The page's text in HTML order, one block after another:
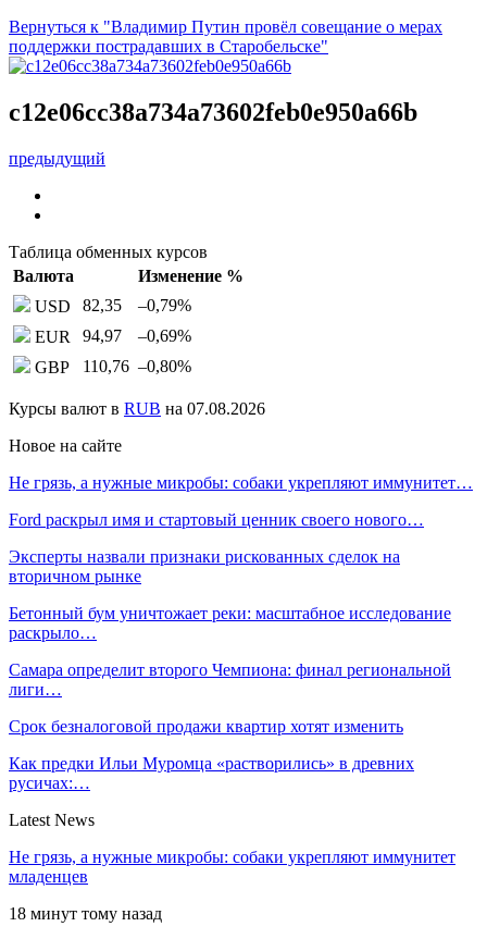
Вернуться к "Владимир Путин провёл совещание о мерах
поддержки пострадавших в Старобельске"
c12e06cc38a734a73602feb0e950a66b
предыдущий
Таблица обменных курсов
Валюта
Изменение %
USD
82,35 –0,79%
EUR
94,97 –0,69%
GBP
110,76 –0,80%
Курсы валют в RUB на 07.08.2026
Новое на сайте
Не грязь, а нужные микробы: собаки укрепляют иммунитет…
Ford раскрыл имя и стартовый ценник своего нового…
Эксперты назвали признаки рискованных сделок на
вторичном рынке
Бетонный бум уничтожает реки: масштабное исследование
раскрыло…
Самара определит второго Чемпиона: финал региональной
лиги…
Срок безналоговой продажи квартир хотят изменить
Как предки Ильи Муромца «растворились» в древних
русичах:…
Latest News
Не грязь, а нужные микробы: собаки укрепляют иммунитет
младенцев
18 минут тому назад